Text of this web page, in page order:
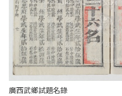
廣西武鄉試題名錄